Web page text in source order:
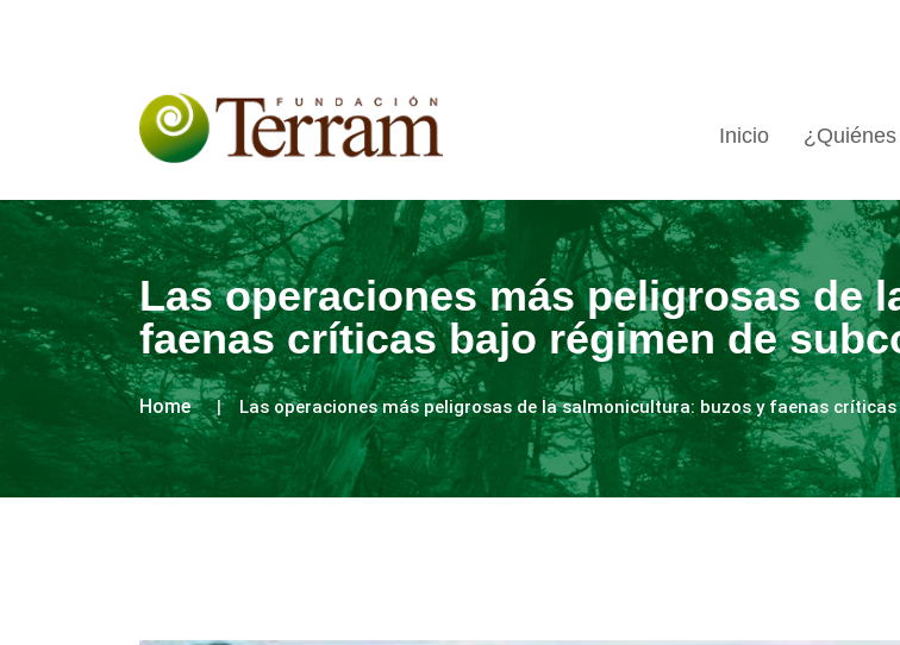
Inicio
Las operaciones más peligrosas de
faenas críticas bajo régimen de
Home Las operaciones más peligrosas de la salmonicultura: buzos y faenas